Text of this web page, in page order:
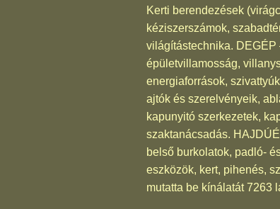
Kerti berendezések
kéziszerszámok,
világítástechnika.
épületvillamosság,
energiaforrások,
ajtók és szerelvényeik,
kapunyitó szerkezetek,
szaktanácsadás.
belső burkolatok, padló-
eszközök, kert, pihenés,
mutatta be kínálatát 7263